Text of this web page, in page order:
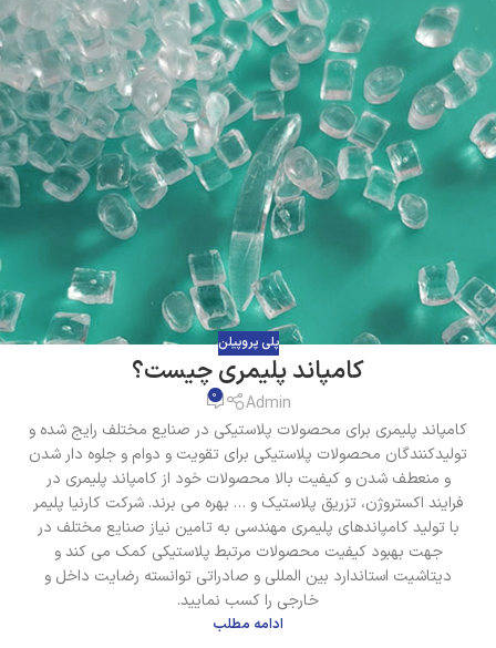
پلی پروپیلن
کامپاند پلیمری چیست؟
Admin
0
کامپاند پلیمری برای محصولات پلاستیکی در صنایع مختلف رایج شده و
تولیدکنندگان محصولات پلاستیکی برای تقویت و دوام و جلوه دار شدن
و منعطف شدن و کیفیت بالا محصولات خود از کامپاند پلیمری در
فرایند اکستروژن، تزریق پلاستیک و … بهره می برند. شرکت کارنیا پلیمر
با تولید کامپاندهای پلیمری مهندسی به تامین نیاز صنایع مختلف در
جهت بهبود کیفیت محصولات مرتبط پلاستیکی کمک می کند و
دیتاشیت استاندارد بین المللی و صادراتی توانسته رضایت داخل و
خارجی را کسب نمایید.
ادامه مطلب